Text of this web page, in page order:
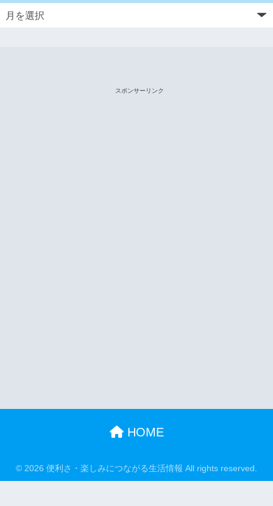
スポンサーリンク
HOME
© 2026 便利さ・楽しみにつながる生活情報 All rights reserved.